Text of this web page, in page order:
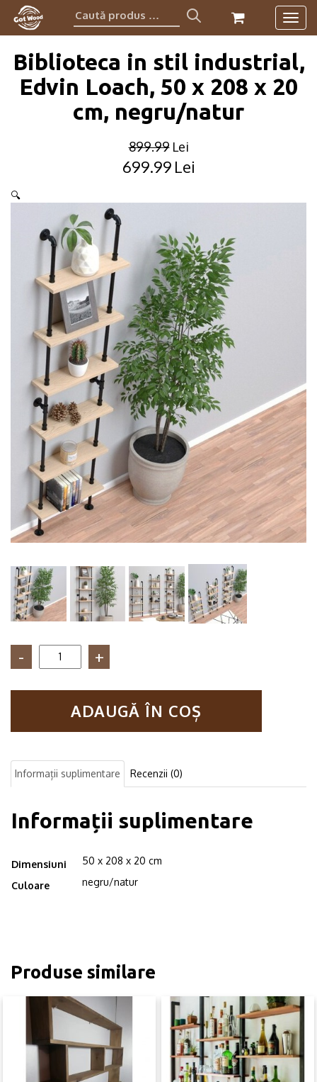
Caută
produs:
Biblioteca in stil industrial,
Edvin Loach, 50 x 208 x 20
cm, negru/natur
899.99 Lei
Original
was:
699.99 Lei
Current
is:
🔍
Cantitate
stil
industrial,
Loach,
x
208
cm,
negru/natur
ADAUGĂ ÎN COȘ
Informații suplimentare Recenzii (0)
Informații suplimentare
Dimensiuni 50 x 208 x 20 cm
Culoare negru/natur
Produse similare